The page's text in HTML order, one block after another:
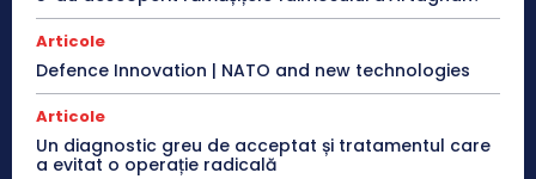
Articole
Defence Innovation | NATO and new technologies
Articole
Un diagnostic greu de acceptat și tratamentul care
a evitat o operație radicală